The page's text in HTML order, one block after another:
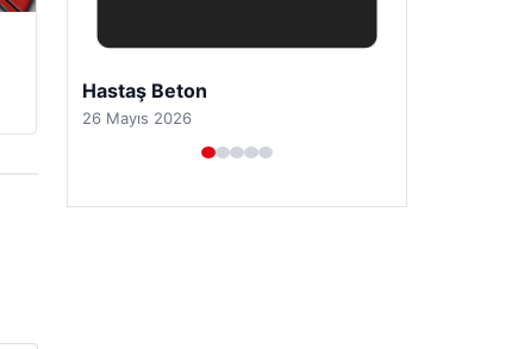
Prenses Night Club
29 Nisan 2026